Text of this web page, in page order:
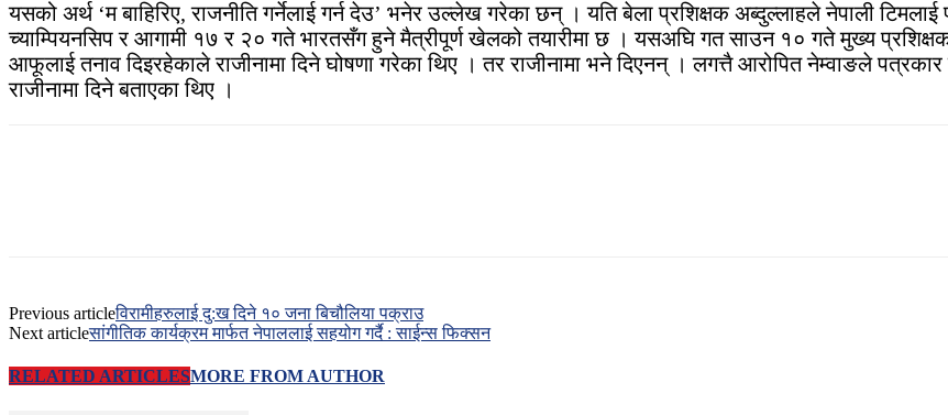
यसको अर्थ ‘म बाहिरिए, राजनीति गर्नेलाई गर्न देउ’ भनेर उल्लेख गरेका छन् । यति बेला प्रशिक्षक अब्दुल्लाहले नेपाली
च्याम्पियनसिप र आगामी १७ र २० गते भारतसँग हुने मैत्रीपूर्ण खेलको तयारीमा छ । यसअघि गत साउन १० गते मुख्य
आफूलाई तनाव दिइरहेकाले राजीनामा दिने घोषणा गरेका थिए । तर राजीनामा भने दिएनन् । लगत्तै आरोपित नेम्वाङले
राजीनामा दिने बताएका थिए ।
Previous articleविरामीहरुलाई दु:ख दिने १० जना बिचौलिया पक्राउ
Next articleसांगीतिक कार्यक्रम मार्फत नेपाललाई सहयोग गर्दै : साईन्स फिक्सन
RELATED ARTICLESMORE FROM AUTHOR